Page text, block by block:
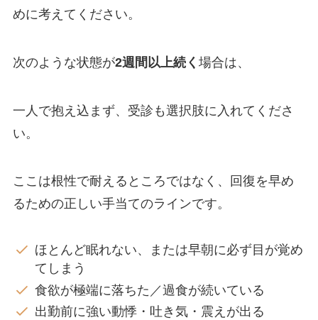
めに考えてください。
次のような状態が2週間以上続く 場合は、
一人で抱え込まず、受診も選択肢に入れてくださ
い。
ここは根性で耐えるところではなく、回復を早め
るための正しい手当てのラインです。
ほとんど眠れない、または早朝に必ず目が覚め
てしまう
食欲が極端に落ちた／過食が続いている
出勤前に強い動悸・吐き気・震えが出る